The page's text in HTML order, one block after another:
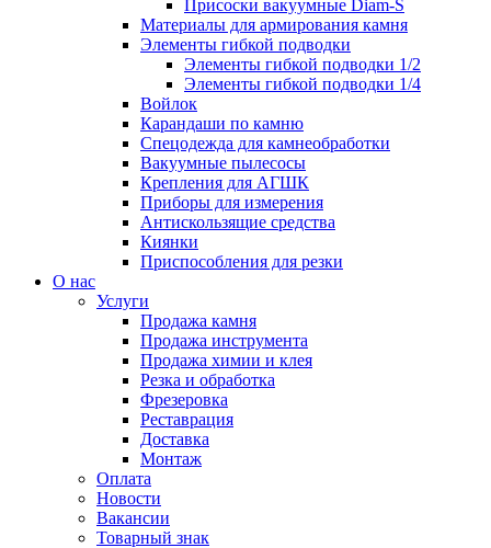
Присоски вакуумные Diam-S
Материалы для армирования камня
Элементы гибкой подводки
Элементы гибкой подводки 1/2
Элементы гибкой подводки 1/4
Войлок
Карандаши по камню
Спецодежда для камнеобработки
Вакуумные пылесосы
Крепления для АГШК
Приборы для измерения
Антискользящие средства
Киянки
Приспособления для резки
О нас
Услуги
Продажа камня
Продажа инструмента
Продажа химии и клея
Резка и обработка
Фрезеровка
Реставрация
Доставка
Монтаж
Оплата
Новости
Вакансии
Товарный знак